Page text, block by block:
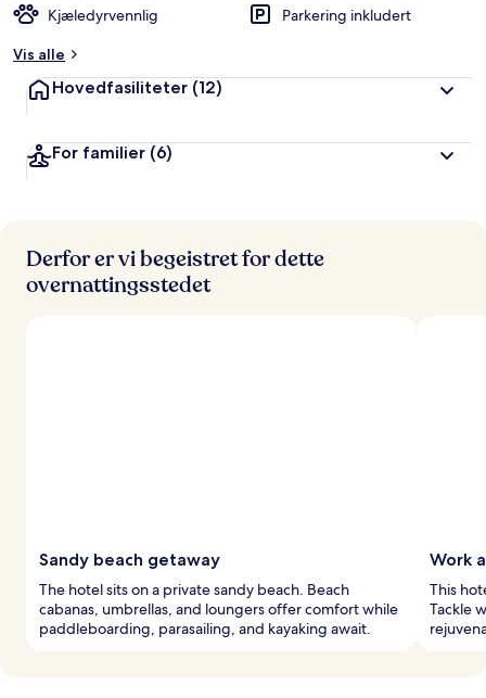
Kjæledyrvennlig
Parkering inkludert
Vis alle
Hovedfasiliteter (12)
For familier (6)
Derfor er vi begeistret for dette
overnattingsstedet
Sandy beach getaway
The hotel sits on a private sandy beach. Beach
cabanas, umbrellas, and loungers offer comfort while
paddleboarding, parasailing, and kayaking await.
Work
This
Tackle